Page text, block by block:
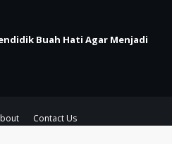
Buah Hati Agar Menjadi
Contact Us